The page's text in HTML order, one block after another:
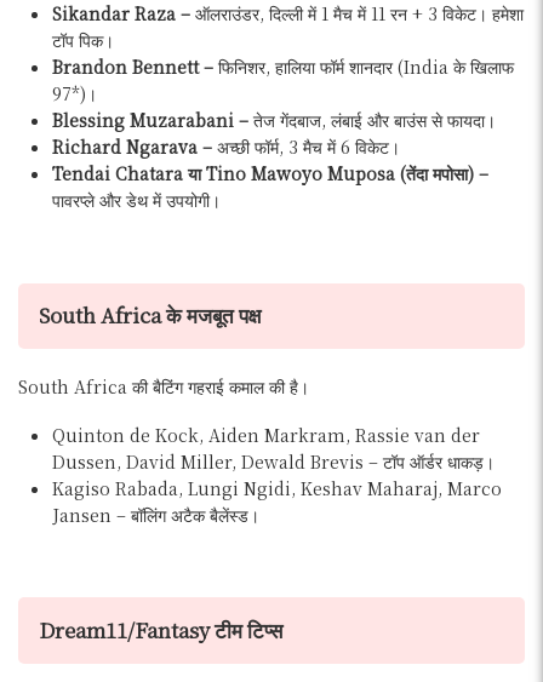
Sikandar Raza – ऑलराउंडर, दिल्ली में 1 मैच में 11 रन + 3 विकेट। हमेशा
टॉप पिक।
Brandon Bennett – फिनिशर, हालिया फॉर्म शानदार (India के खिलाफ
97*)।
Blessing Muzarabani – तेज गेंदबाज, लंबाई और बाउंस से फायदा।
Richard Ngarava – अच्छी फॉर्म, 3 मैच में 6 विकेट।
Tendai Chatara या Tino Mawoyo Muposa (तेंदा मपोसा) –
पावरप्ले और डेथ में उपयोगी।
South Africa के मजबूत पक्ष
South Africa की बैटिंग गहराई कमाल की है।
Quinton de Kock, Aiden Markram, Rassie van der
Dussen, David Miller, Dewald Brevis – टॉप ऑर्डर धाकड़।
Kagiso Rabada, Lungi Ngidi, Keshav Maharaj, Marco
Jansen – बॉलिंग अटैक बैलेंस्ड।
Dream11/Fantasy टीम टिप्स